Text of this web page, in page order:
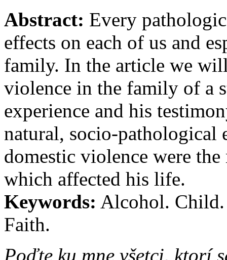
Abstract: Every
effects on each of us and
family. In the article we
violence in the family of a
experience and his
natural, socio-pathological
domestic violence were
which affected his life.
Keywords: Alcohol.
Faith.
Poďte ku mne všetci, ktorí